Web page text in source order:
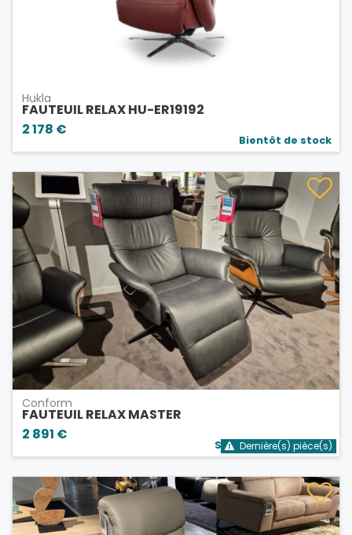
Hukla
FAUTEUIL RELAX HU-ER19192
2 178 €
Bientôt de stock
Conform
FAUTEUIL RELAX MASTER
2 891 €
Stock bientôt épuisé
Dernière(s) pièce(s)